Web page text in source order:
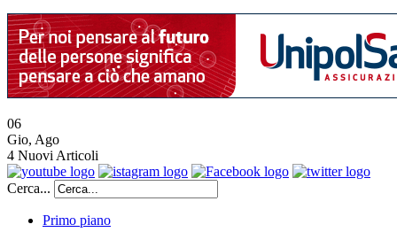
06
Gio, Ago
4 Nuovi Articoli
Cerca...
Primo piano